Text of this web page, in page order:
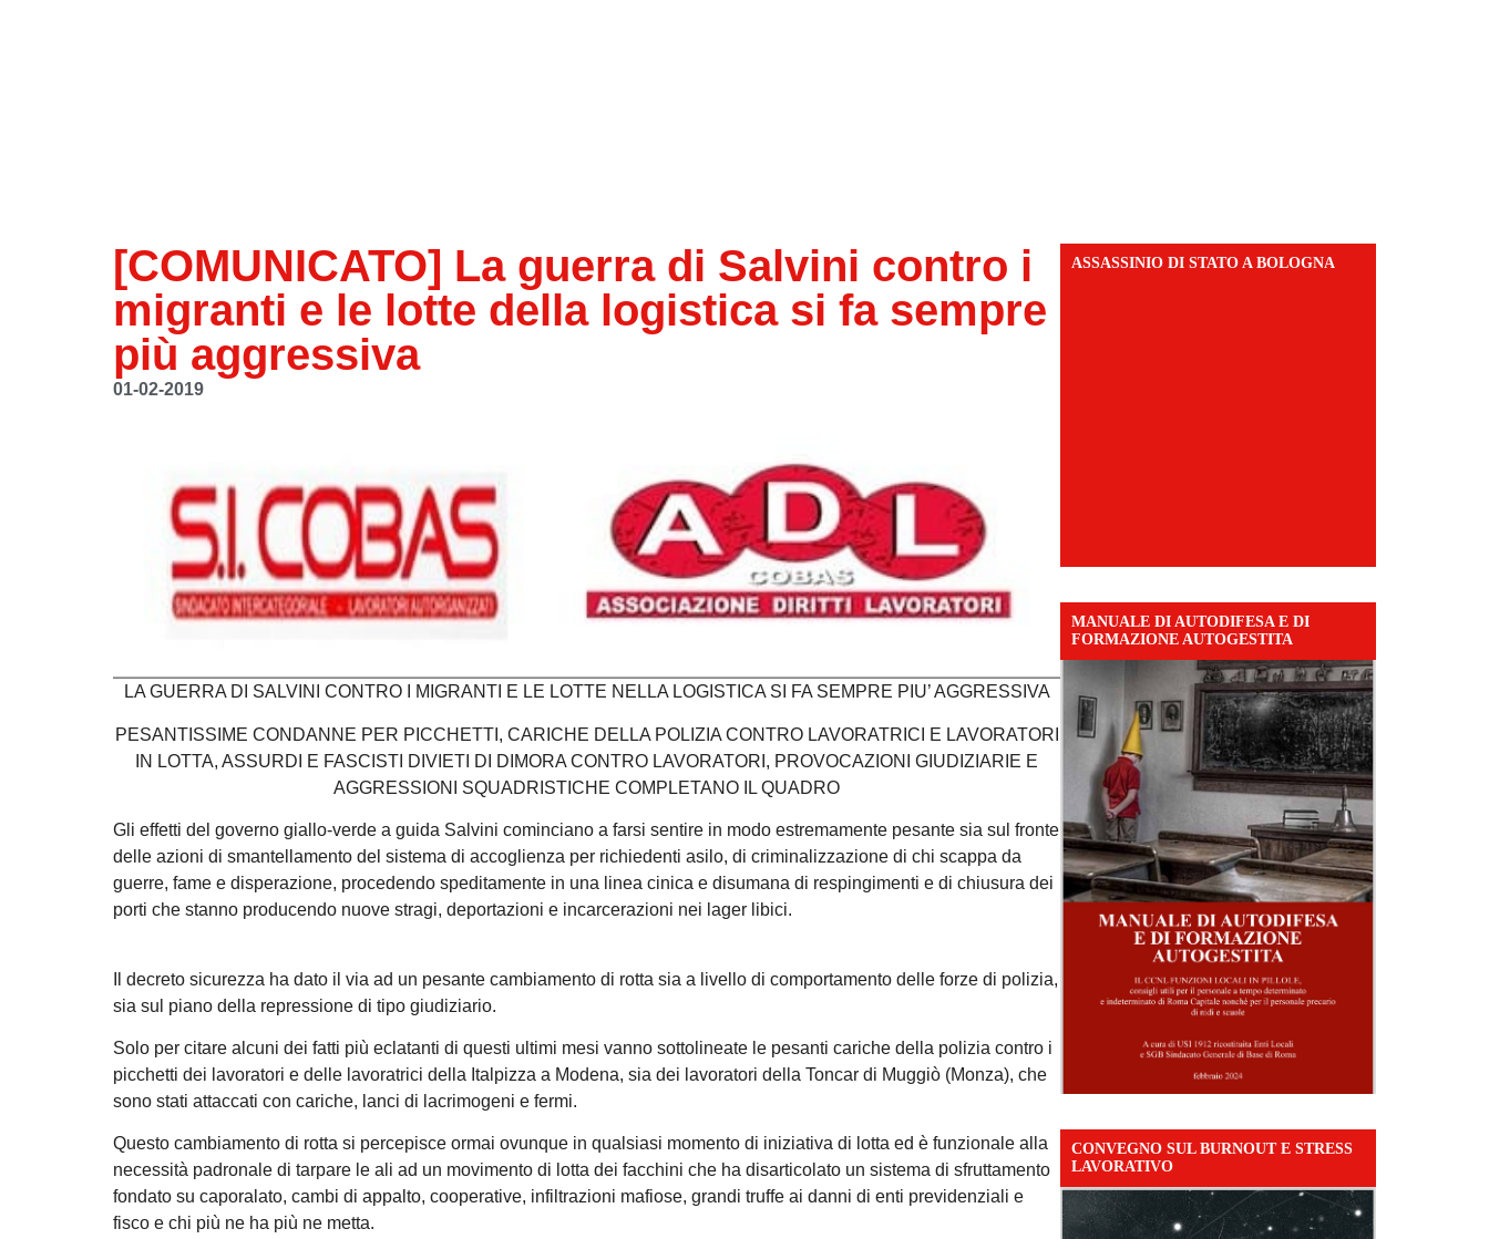
[COMUNICATO] La guerra di Salvini contro i
migranti e le lotte della logistica si fa sempre
più aggressiva
01-02-2019
LA GUERRA DI SALVINI CONTRO I MIGRANTI E LE LOTTE NELLA LOGISTICA SI FA SEMPRE PIU’ AGGRESSIVA
PESANTISSIME CONDANNE PER PICCHETTI, CARICHE DELLA POLIZIA CONTRO LAVORATRICI E LAVORATORI
IN LOTTA, ASSURDI E FASCISTI DIVIETI DI DIMORA CONTRO LAVORATORI, PROVOCAZIONI GIUDIZIARIE E
AGGRESSIONI SQUADRISTICHE COMPLETANO IL QUADRO
Gli effetti del governo giallo-verde a guida Salvini cominciano a farsi sentire in modo estremamente pesante sia sul fronte
delle azioni di smantellamento del sistema di accoglienza per richiedenti asilo, di criminalizzazione di chi scappa da
guerre, fame e disperazione, procedendo speditamente in una linea cinica e disumana di respingimenti e di chiusura dei
porti che stanno producendo nuove stragi, deportazioni e incarcerazioni nei lager libici.
Il decreto sicurezza ha dato il via ad un pesante cambiamento di rotta sia a livello di comportamento delle forze di polizia,
sia sul piano della repressione di tipo giudiziario.
Solo per citare alcuni dei fatti più eclatanti di questi ultimi mesi vanno sottolineate le pesanti cariche della polizia contro i
picchetti dei lavoratori e delle lavoratrici della Italpizza a Modena, sia dei lavoratori della Toncar di Muggiò (Monza), che
sono stati attaccati con cariche, lanci di lacrimogeni e fermi.
Questo cambiamento di rotta si percepisce ormai ovunque in qualsiasi momento di iniziativa di lotta ed è funzionale alla
necessità padronale di tarpare le ali ad un movimento di lotta dei facchini che ha disarticolato un sistema di sfruttamento
fondato su caporalato, cambi di appalto, cooperative, infiltrazioni mafiose, grandi truffe ai danni di enti previdenziali e
fisco e chi più ne ha più ne metta.
ASSASSINIO DI STATO A BOLOGNA
MANUALE DI AUTODIFESA E DI
FORMAZIONE AUTOGESTITA
CONVEGNO SUL BURNOUT E STRESS
LAVORATIVO